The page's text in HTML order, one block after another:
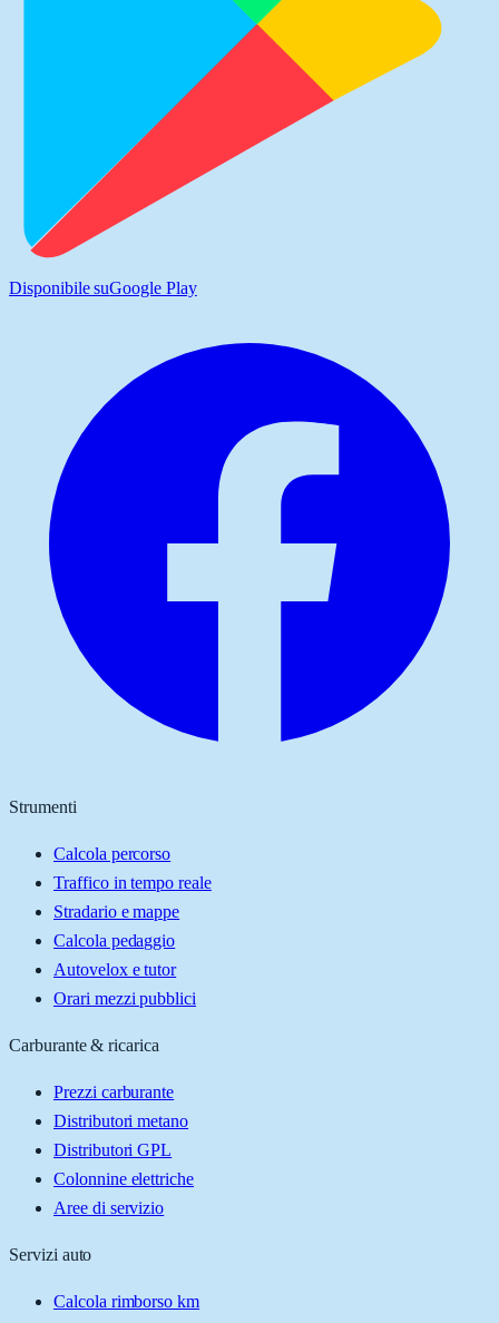
Disponibile suGoogle Play
Strumenti
Calcola percorso
Traffico in tempo reale
Stradario e mappe
Calcola pedaggio
Autovelox e tutor
Orari mezzi pubblici
Carburante & ricarica
Prezzi carburante
Distributori metano
Distributori GPL
Colonnine elettriche
Aree di servizio
Servizi auto
Calcola rimborso km